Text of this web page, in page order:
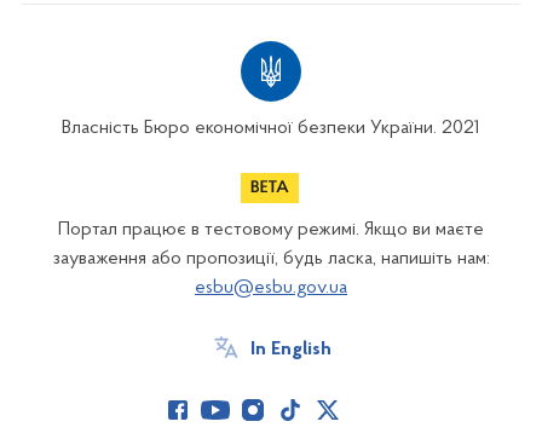
Власність Бюро економічної безпеки України. 2021
Портал працює в тестовому режимі. Якщо ви маєте
зауваження або пропозиції, будь ласка, напишіть нам:
esbu@esbu.gov.ua
In English